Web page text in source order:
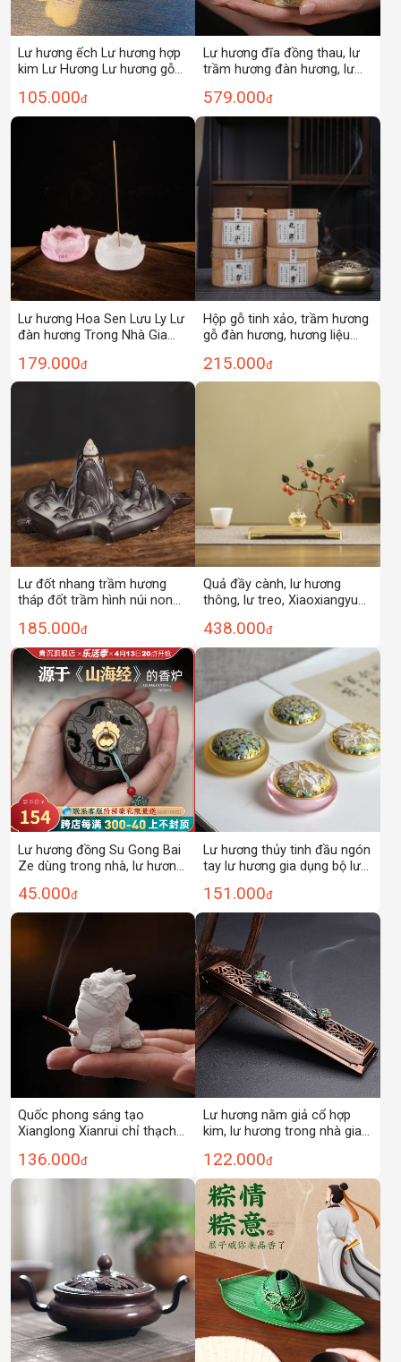
Lư hương ếch Lư hương hợp
kim Lư Hương Lư hương gỗ
dụng Lư Hương Lư hương
Trầm Hương đồ trang trí gia
105.000đ
Lư hương đĩa đồng thau, lư
trầm hương đàn hương, lư
gia dụng
579.000đ
Lư hương Hoa Sen Lưu Ly Lư
đàn hương Trong Nhà Gia
hương Trầm Hương Lư
hương kiểu Nhật trà đạo
179.000đ
Hộp gỗ tinh xảo, trầm hương
gỗ đàn hương, hương liệu
trong phòng ngủ gia đình,
khử mùi nhà vệ sinh
215.000đ
Lư đốt nhang trầm hương
tháp đốt trầm hình núi non
185.000đ
Quả đầy cành, lư hương
thông, lư treo, Xiaoxiangyun,
hương, thanh lọc không khí,
hương thơm lâu dài trong
438.000đ
Lư hương đồng Su Gong Bai
Ze dùng trong nhà, lư hương
hương, trầm hương, lư
hương, lư hương đồng kiểu
cổ.
45.000đ
Lư hương thủy tinh đầu ngón
tay lư hương gia dụng bộ lư
lư hương lư hương trầm
hương lư hương gỗ đàn
hương
151.000đ
Quốc phong sáng tạo
Xianglong Xianrui chỉ thạch
đàn hương phòng ngủ trong
nhà trầm hương mặt bàn
hương thơm đồ trang trí trà
136.000đ
Lư hương nằm giả cổ hợp
kim, lư hương trong nhà gia
hương Trầm Hương đàn
hương, lư hương
122.000đ